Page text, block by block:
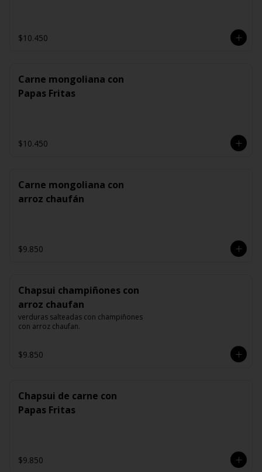
$10.450
Carne mongoliana con
Papas Fritas
$10.450
Carne mongoliana con
arroz chaufán
$9.850
Chapsui champiñones con
arroz chaufan
verduras salteadas con champiñones
con arroz chaufan.
$9.850
Chapsui de carne con
Papas Fritas
$9.850